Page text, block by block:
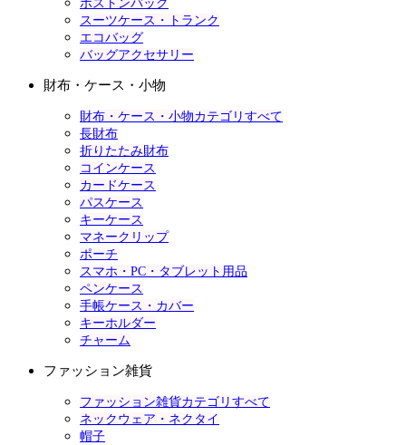
ボストンバッグ
スーツケース・トランク
エコバッグ
バッグアクセサリー
財布・ケース・小物
財布・ケース・小物カテゴリすべて
長財布
折りたたみ財布
コインケース
カードケース
パスケース
キーケース
マネークリップ
ポーチ
スマホ・PC・タブレット用品
ペンケース
手帳ケース・カバー
キーホルダー
チャーム
ファッション雑貨
ファッション雑貨カテゴリすべて
ネックウェア・ネクタイ
帽子